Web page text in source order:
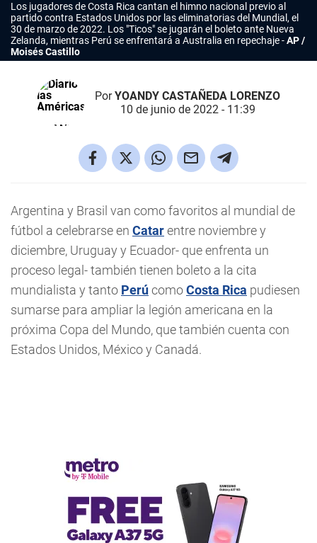
Los jugadores de Costa Rica cantan el himno nacional previo al
partido contra Estados Unidos por las eliminatorias del Mundial, el
30 de marzo de 2022. Los "Ticos" se jugarán el boleto ante Nueva
Zelanda, mientras Perú se enfrentará a Australia en repechaje
AP /
Moisés Castillo
PorYOANDY CASTAÑEDA LORENZO
10 de junio de 2022 - 11:39
Argentina y Brasil van como favoritos al mundial de
fútbol a celebrarse en Catarentre noviembre y
diciembre, Uruguay y Ecuador- que enfrenta un
proceso legal- también tienen boleto a la cita
mundialista y tanto PerúcomoCosta Rica pudiesen
sumarse para ampliar la legión americana en la
próxima Copa del Mundo, que también cuenta con
Estados Unidos, México y Canadá.